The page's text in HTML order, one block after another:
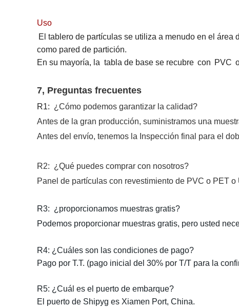
Uso
El tablero de partículas se utiliza a menudo en el área
como pared de partición.
En su mayoría, la tabla de base se recubre con PVC
7, Preguntas frecuentes
R1: ¿Cómo podemos garantizar la calidad?
Antes de la gran producción, suministramos una
Antes del envío, tenemos la Inspección final para el
R2: ¿Qué puedes comprar con nosotros?
Panel de partículas con revestimiento de PVC o PET o
R3: ¿proporcionamos muestras gratis?
Podemos proporcionar muestras gratis, pero usted
R4: ¿Cuáles son las condiciones de pago?
Pago por T.T. (pago inicial del 30% por T/T para la
R5: ¿Cuál es el puerto de embarque?
El puerto de Shipyg es Xiamen Port, China.